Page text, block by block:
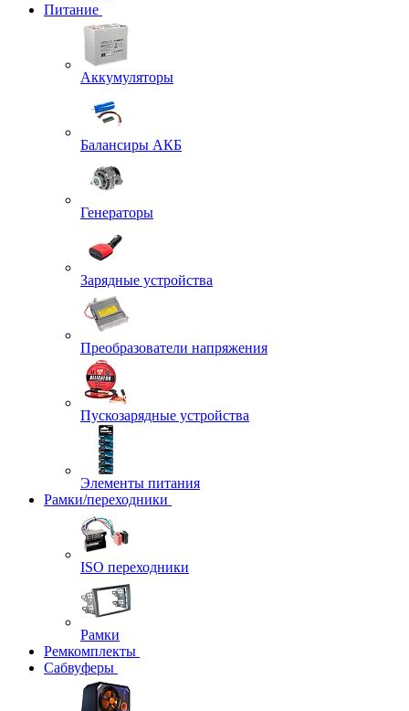
Питание
Аккумуляторы
Балансиры АКБ
Генераторы
Зарядные устройства
Преобразователи напряжения
Пускозарядные устройства
Элементы питания
Рамки/переходники
ISO переходники
Рамки
Ремкомплекты
Сабвуферы